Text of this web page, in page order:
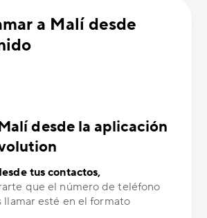
a Malí desde
desde la aplicación
tus contactos,
que el número de teléfono
llamar esté en el formato